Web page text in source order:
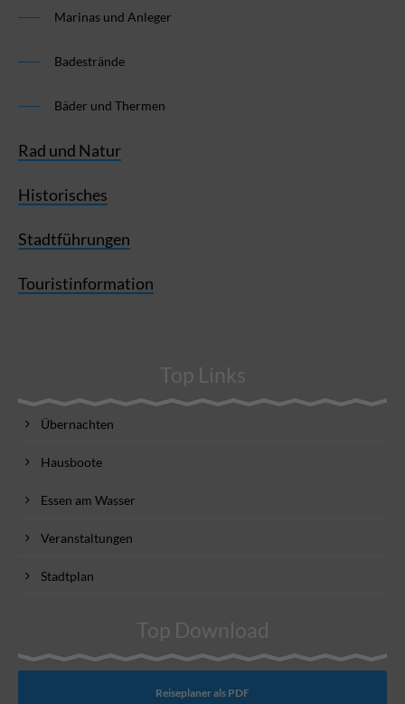
Marinas und Anleger
Badestrände
Bäder und Thermen
Rad und Natur
Historisches
Stadtführungen
Touristinformation
Top Links
Übernachten
Hausboote
Essen am Wasser
Veranstaltungen
Stadtplan
Top Download
Reiseplaner als PDF